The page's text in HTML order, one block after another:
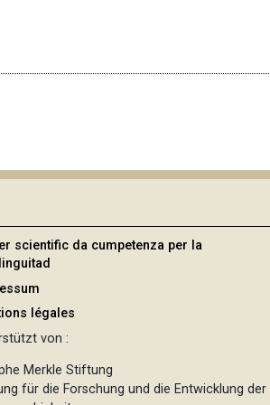
scientific da cumpetenza per la
légales
von :
Merkle Stiftung
für die Forschung und die Entwicklung der